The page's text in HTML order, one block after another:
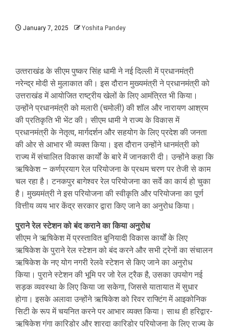
January 7, 2025 Yoshita Pandey
उत्‍तराखंड के सीएम पुष्कर सिंह धामी ने नई दिल्ली में प्रधानमंत्री
नरेन्द्र मोदी से मुलाकात की। इस दौरान मुख्यमंत्री ने प्रधानमंत्री को
उत्तराखंड में आयोजित राष्ट्रीय खेलों के लिए आमंत्रित भी किया।
उन्होंने प्रधानमंत्री को मलारी (चमोली) की शॉल और नारायण आश्रम
की प्रतिकृति भी भेंट की। सीएम धामी ने राज्य के विकास में
प्रधानमंत्री के नेतृत्व, मार्गदर्शन और सहयोग के लिए प्रदेश की जनता
की ओर से आभार भी व्यक्त किया। इस दौरान उन्‍होंने धानमंत्री को
राज्य में संचालित विकास कार्यों के बारे में जानकारी दी। उन्‍होंने कहा कि
ऋषिकेश – कर्णप्रयाग रेल परियोजना के प्रथम चरण पर तेजी से काम
चल रहा है। टनकपुर बागेश्वर रेल परियोजना का सर्वे का कार्य हो चुका
है। मुख्यमंत्री ने इस परियोजना की स्वीकृति और परियोजना का पूर्ण
वित्तीय व्यय भार केंद्र सरकार द्वारा किए जाने का अनुरोध किया।
पुराने रेल स्टेशन को बंद कराने का क‍िया अनुरोध
सीएम ने ऋषिकेश में प्रस्तावित बुनियादी विकास कार्यों के लिए
ऋषिकेश के पुराने रेल स्टेशन को बंद करने और सभी ट्रेनों का संचालन
ऋषिकेश के नए योग नगरी रेलवे स्टेशन से किए जाने का अनुरोध
किया। पुराने स्टेशन की भूमि पर जो रेल ट्रैक है, उसका उपयोग नई
सड़क व्यवस्था के लिए किया जा सकेगा, जिससे यातायात में सुधार
होगा। इसके अलावा उन्‍होंने ऋषिकेश को रिवर राफ्टिंग में आइकोनिक
सिटी के रूप में चयनित करने पर आभार व्यक्त क‍िया। साथ ही हरिद्वार-
ऋषिकेश गंगा कारिडोर और शारदा कारिडोर परियोजना के लिए राज्य के